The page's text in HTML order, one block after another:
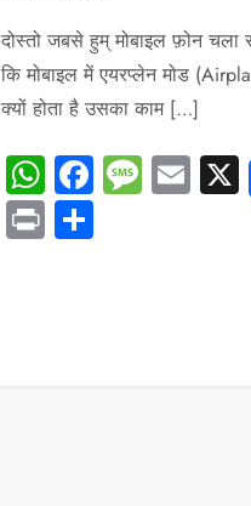
दोस्तो जबसे हुम् मोबाइल फ़ोन
कि मोबाइल में एयरप्लेन मोड
क्यों होता है उसका काम […]
WhatsApp
Facebook
PrintShare